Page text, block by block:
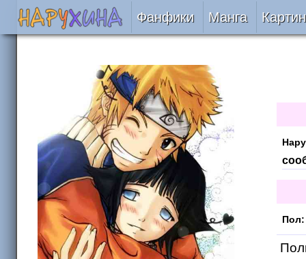
Фанфики
Сборники
Подобрать
Рецензии
На проверке
Отправить
Манга
Пол: